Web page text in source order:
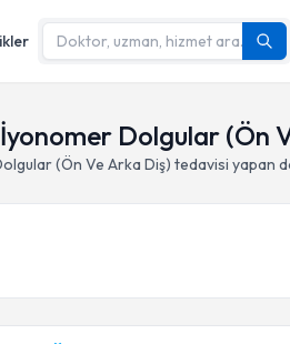
Dolgular (Ön
(Ön Ve Arka Diş) tedavisi yapan